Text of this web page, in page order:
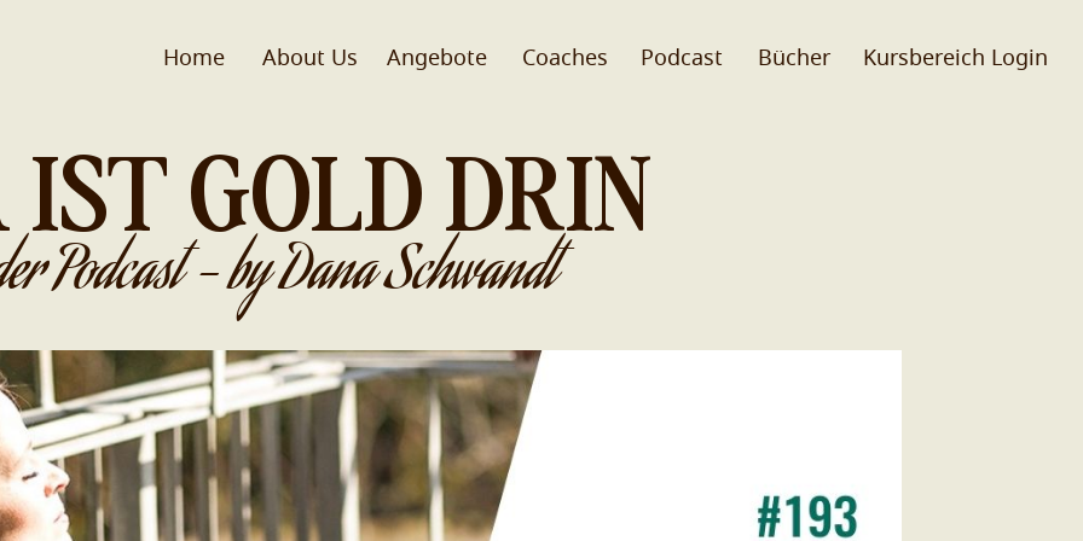
Home About Us Coaches
Angebote Podcast Bücher Kursbereich Login
IST GOLD DRIN
Podcast - by Dana Schwandt